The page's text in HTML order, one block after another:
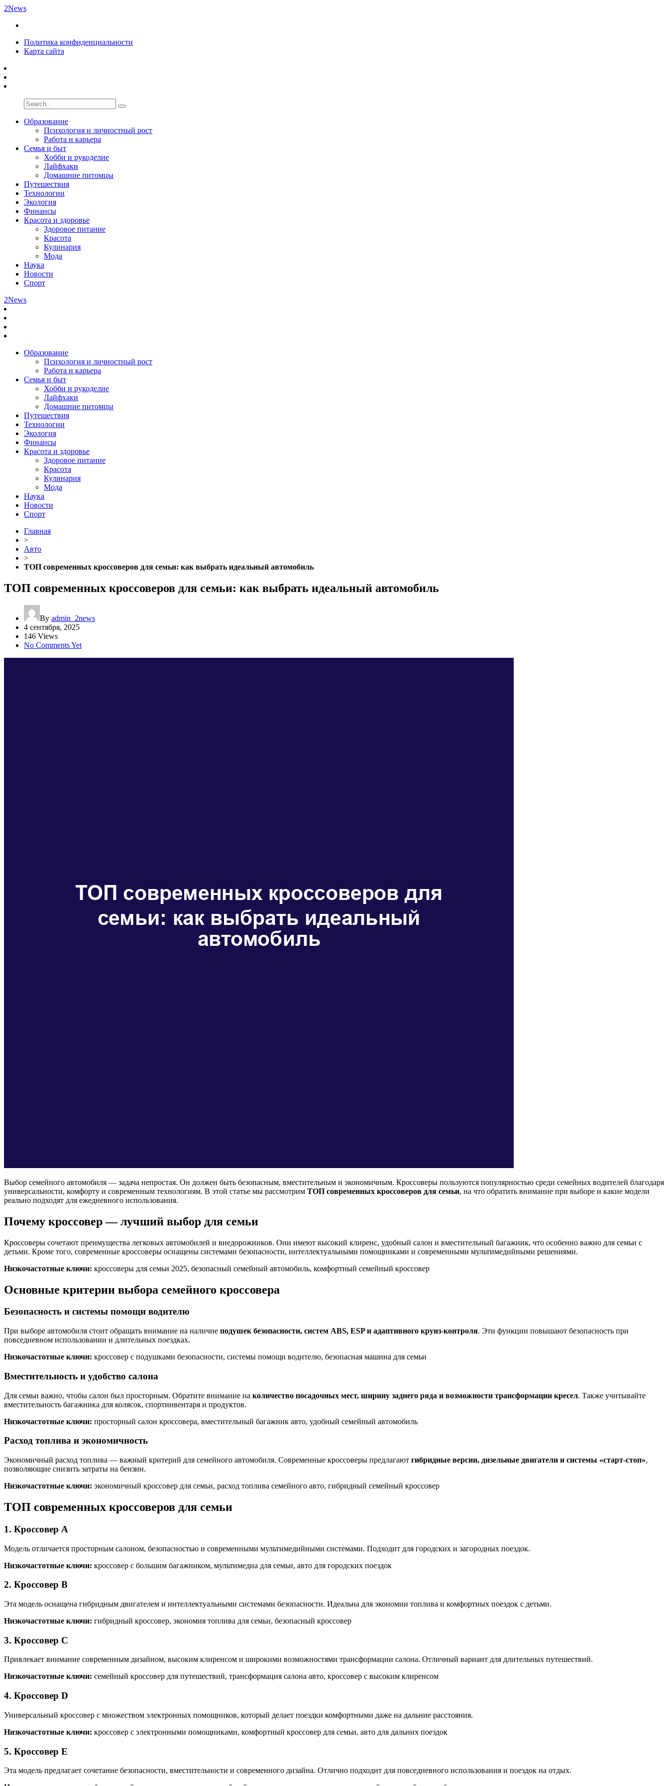
2News
Политика конфиденциальности
Карта сайта
Образование
Психология и личностный рост
Работа и карьера
Семья и быт
Хобби и рукоделие
Лайфхаки
Домашние питомцы
Путешествия
Технологии
Экология
Финансы
Красота и здоровье
Здоровое питание
Красота
Кулинария
Мода
Наука
Новости
Спорт
2News
Образование
Психология и личностный рост
Работа и карьера
Семья и быт
Хобби и рукоделие
Лайфхаки
Домашние питомцы
Путешествия
Технологии
Экология
Финансы
Красота и здоровье
Здоровое питание
Красота
Кулинария
Мода
Наука
Новости
Спорт
Главная
>
Авто
>
ТОП современных кроссоверов для семьи: как выбрать идеальный автомобиль
ТОП современных кроссоверов для семьи: как выбрать идеальный автомобиль
By admin_2news
4 сентября, 2025
146 Views
No Comments Yet
Выбор семейного автомобиля — задача непростая. Он должен быть безопасным, вместительным и экономичным. Кроссоверы пользуются популярностью среди семейных водителей благодаря
универсальности, комфорту и современным технологиям. В этой статье мы рассмотрим ТОП современных кроссоверов для семьи, на что обратить внимание при выборе и какие модели
реально подходят для ежедневного использования.
Почему кроссовер — лучший выбор для семьи
Кроссоверы сочетают преимущества легковых автомобилей и внедорожников. Они имеют высокий клиренс, удобный салон и вместительный багажник, что особенно важно для семьи с
детьми. Кроме того, современные кроссоверы оснащены системами безопасности, интеллектуальными помощниками и современными мультимедийными решениями.
Низкочастотные ключи: кроссоверы для семьи 2025, безопасный семейный автомобиль, комфортный семейный кроссовер
Основные критерии выбора семейного кроссовера
Безопасность и системы помощи водителю
При выборе автомобиля стоит обращать внимание на наличие подушек безопасности, систем ABS, ESP и адаптивного круиз-контроля. Эти функции повышают безопасность при
повседневном использовании и длительных поездках.
Низкочастотные ключи: кроссовер с подушками безопасности, системы помощи водителю, безопасная машина для семьи
Вместительность и удобство салона
Для семьи важно, чтобы салон был просторным. Обратите внимание на количество посадочных мест, ширину заднего ряда и возможности трансформации кресел. Также учитывайте
вместительность багажника для колясок, спортинвентаря и продуктов.
Низкочастотные ключи: просторный салон кроссовера, вместительный багажник авто, удобный семейный автомобиль
Расход топлива и экономичность
Экономичный расход топлива — важный критерий для семейного автомобиля. Современные кроссоверы предлагают гибридные версии, дизельные двигатели и системы «старт-стоп»,
позволяющие снизить затраты на бензин.
Низкочастотные ключи: экономичный кроссовер для семьи, расход топлива семейного авто, гибридный семейный кроссовер
ТОП современных кроссоверов для семьи
1. Кроссовер A
Модель отличается просторным салоном, безопасностью и современными мультимедийными системами. Подходит для городских и загородных поездок.
Низкочастотные ключи: кроссовер с большим багажником, мультимедиа для семьи, авто для городских поездок
2. Кроссовер B
Эта модель оснащена гибридным двигателем и интеллектуальными системами безопасности. Идеальна для экономии топлива и комфортных поездок с детьми.
Низкочастотные ключи: гибридный кроссовер, экономия топлива для семьи, безопасный кроссовер
3. Кроссовер C
Привлекает внимание современным дизайном, высоким клиренсом и широкими возможностями трансформации салона. Отличный вариант для длительных путешествий.
Низкочастотные ключи: семейный кроссовер для путешествий, трансформация салона авто, кроссовер с высоким клиренсом
4. Кроссовер D
Универсальный кроссовер с множеством электронных помощников, который делает поездки комфортными даже на дальние расстояния.
Низкочастотные ключи: кроссовер с электронными помощниками, комфортный кроссовер для семьи, авто для дальних поездок
5. Кроссовер E
Эта модель предлагает сочетание безопасности, вместительности и современного дизайна. Отлично подходит для повседневного использования и поездок на отдых.